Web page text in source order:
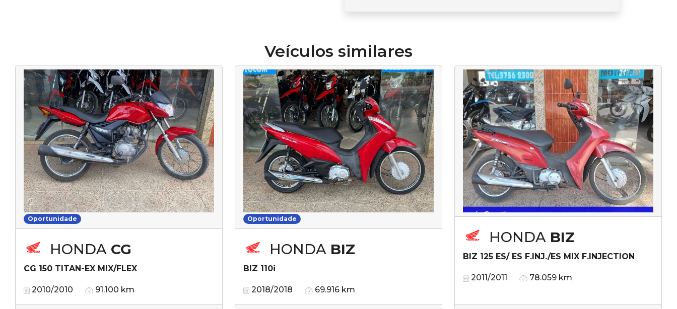
Veículos similares
Oportunidade
HONDA CG
CG 150 TITAN-EX MIX/FLEX
2010/2010 91.100 km
Oportunidade
HONDA BIZ
BIZ 110i
2018/2018 69.916 km
HONDA BIZ
BIZ 125 ES/ ES F.INJ./ES MIX F.INJECTION
2011/2011 78.059 km